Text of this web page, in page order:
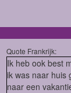
Quote Frankrijk:
Ik heb ook best
ik was naar huis
naar een